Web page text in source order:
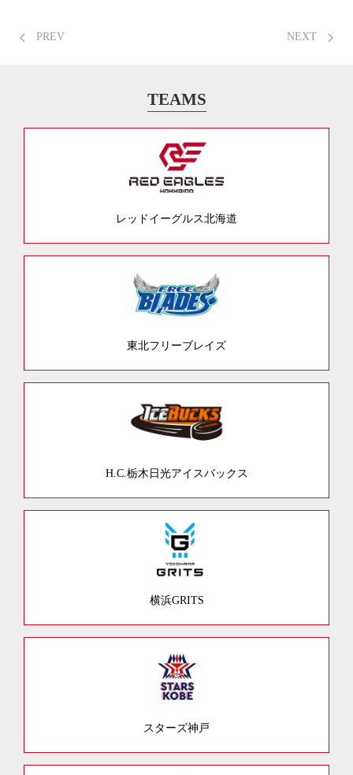
PREV NEXT
TEAMS
レッドイーグルス北海道
東北フリーブレイズ
H.C.栃木日光アイスバックス
横浜GRITS
スターズ神戸